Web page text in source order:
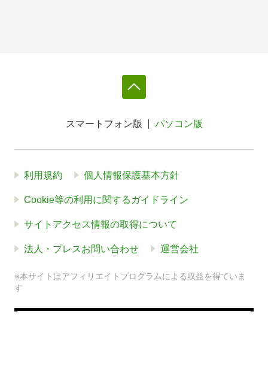
スマートフォン版 パソコン版
利用規約 個人情報保護基本方針
Cookie等の利用に関するガイドライン
サイトアクセス情報の取得について
法人・プレスお問い合わせ 運営会社
※本サイトはアフィリエイトプログラムによる収益を得ていま
す